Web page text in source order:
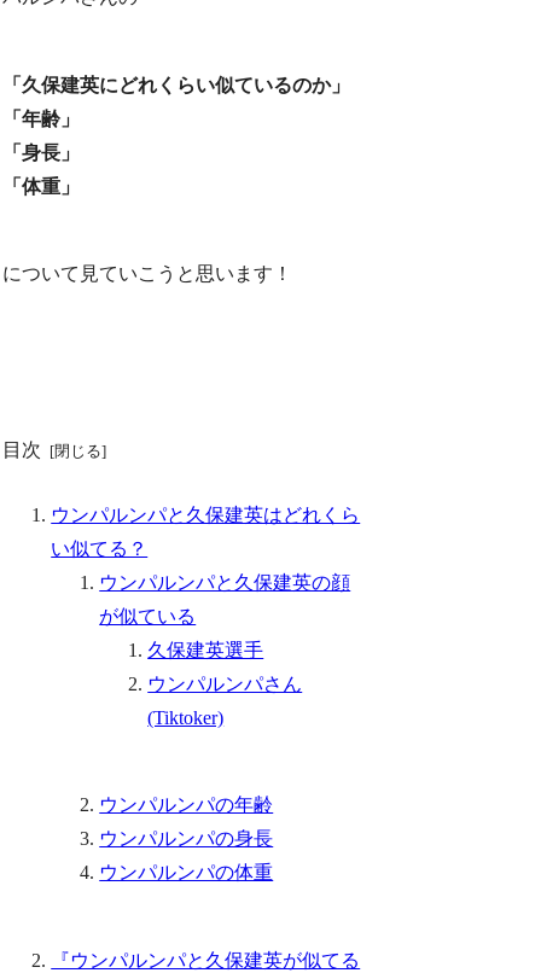
「久保建英にどれくらい似ているのか」
「年齢」
「身長」
「体重」
について見ていこうと思います！
目次
ウンパルンパと久保建英はどれくら
い似てる？
ウンパルンパと久保建英の顔
が似ている
久保建英選手
ウンパルンパさん
(Tiktoker)
ウンパルンパの年齢
ウンパルンパの身長
ウンパルンパの体重
『ウンパルンパと久保建英が似てる